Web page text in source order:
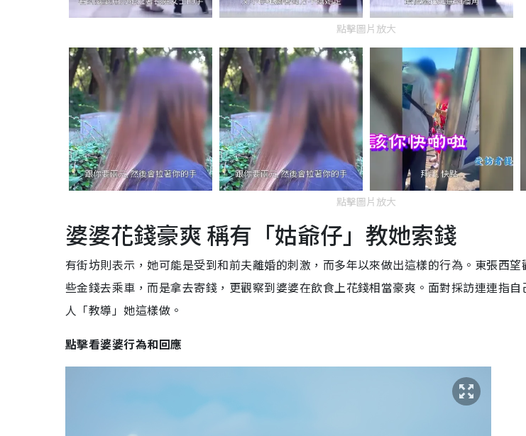
點擊圖片放大
點擊圖片放大
婆婆花錢豪爽 稱有「姑爺仔」教她索錢
有街坊則表示，她可能是受到和前夫離婚的刺激，而多年以來做出這樣的行為。東張西
些金錢去乘車，而是拿去寄錢，更觀察到婆婆在飲食上花錢相當豪爽。面對採訪連連指
人「教導」她這樣做。
點擊看婆婆行為和回應